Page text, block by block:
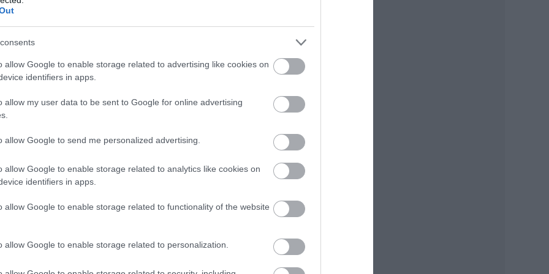
allow Google to enable storage related to advertising like cookies on
identifiers in apps.
allow my user data to be sent to Google for online advertising
allow Google to send me personalized advertising.
allow Google to enable storage related to analytics like cookies on
identifiers in apps.
allow Google to enable storage related to functionality of the website
allow Google to enable storage related to personalization.
Első hallásra eklektikus, ám a darabban jól
helyén működő Metropol Színházban tartott berlini
szerepe volt a főszerepeket alakító
Arthur Schröderne k, valamint a Daisy-
Bársony Rózsinak
Berliner, CélestintVictor de Kowa
mű ősbemutatójaként a lipcsei Grosses
említik, valójában azonban ez már a
feledhetetlen komikus, Kabos Gyula, Daisy Parkert a
éneklő
Ráday Imre